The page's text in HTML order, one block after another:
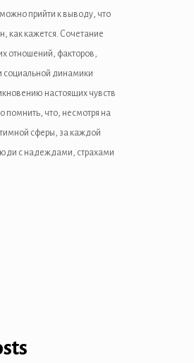
прийти к выводу, что
как кажется. Сочетание
отношений, факторов,
социальной динамики
настоящих чувств
помнить, что, несмотря на
сферы, за каждой
с надеждами, страхами